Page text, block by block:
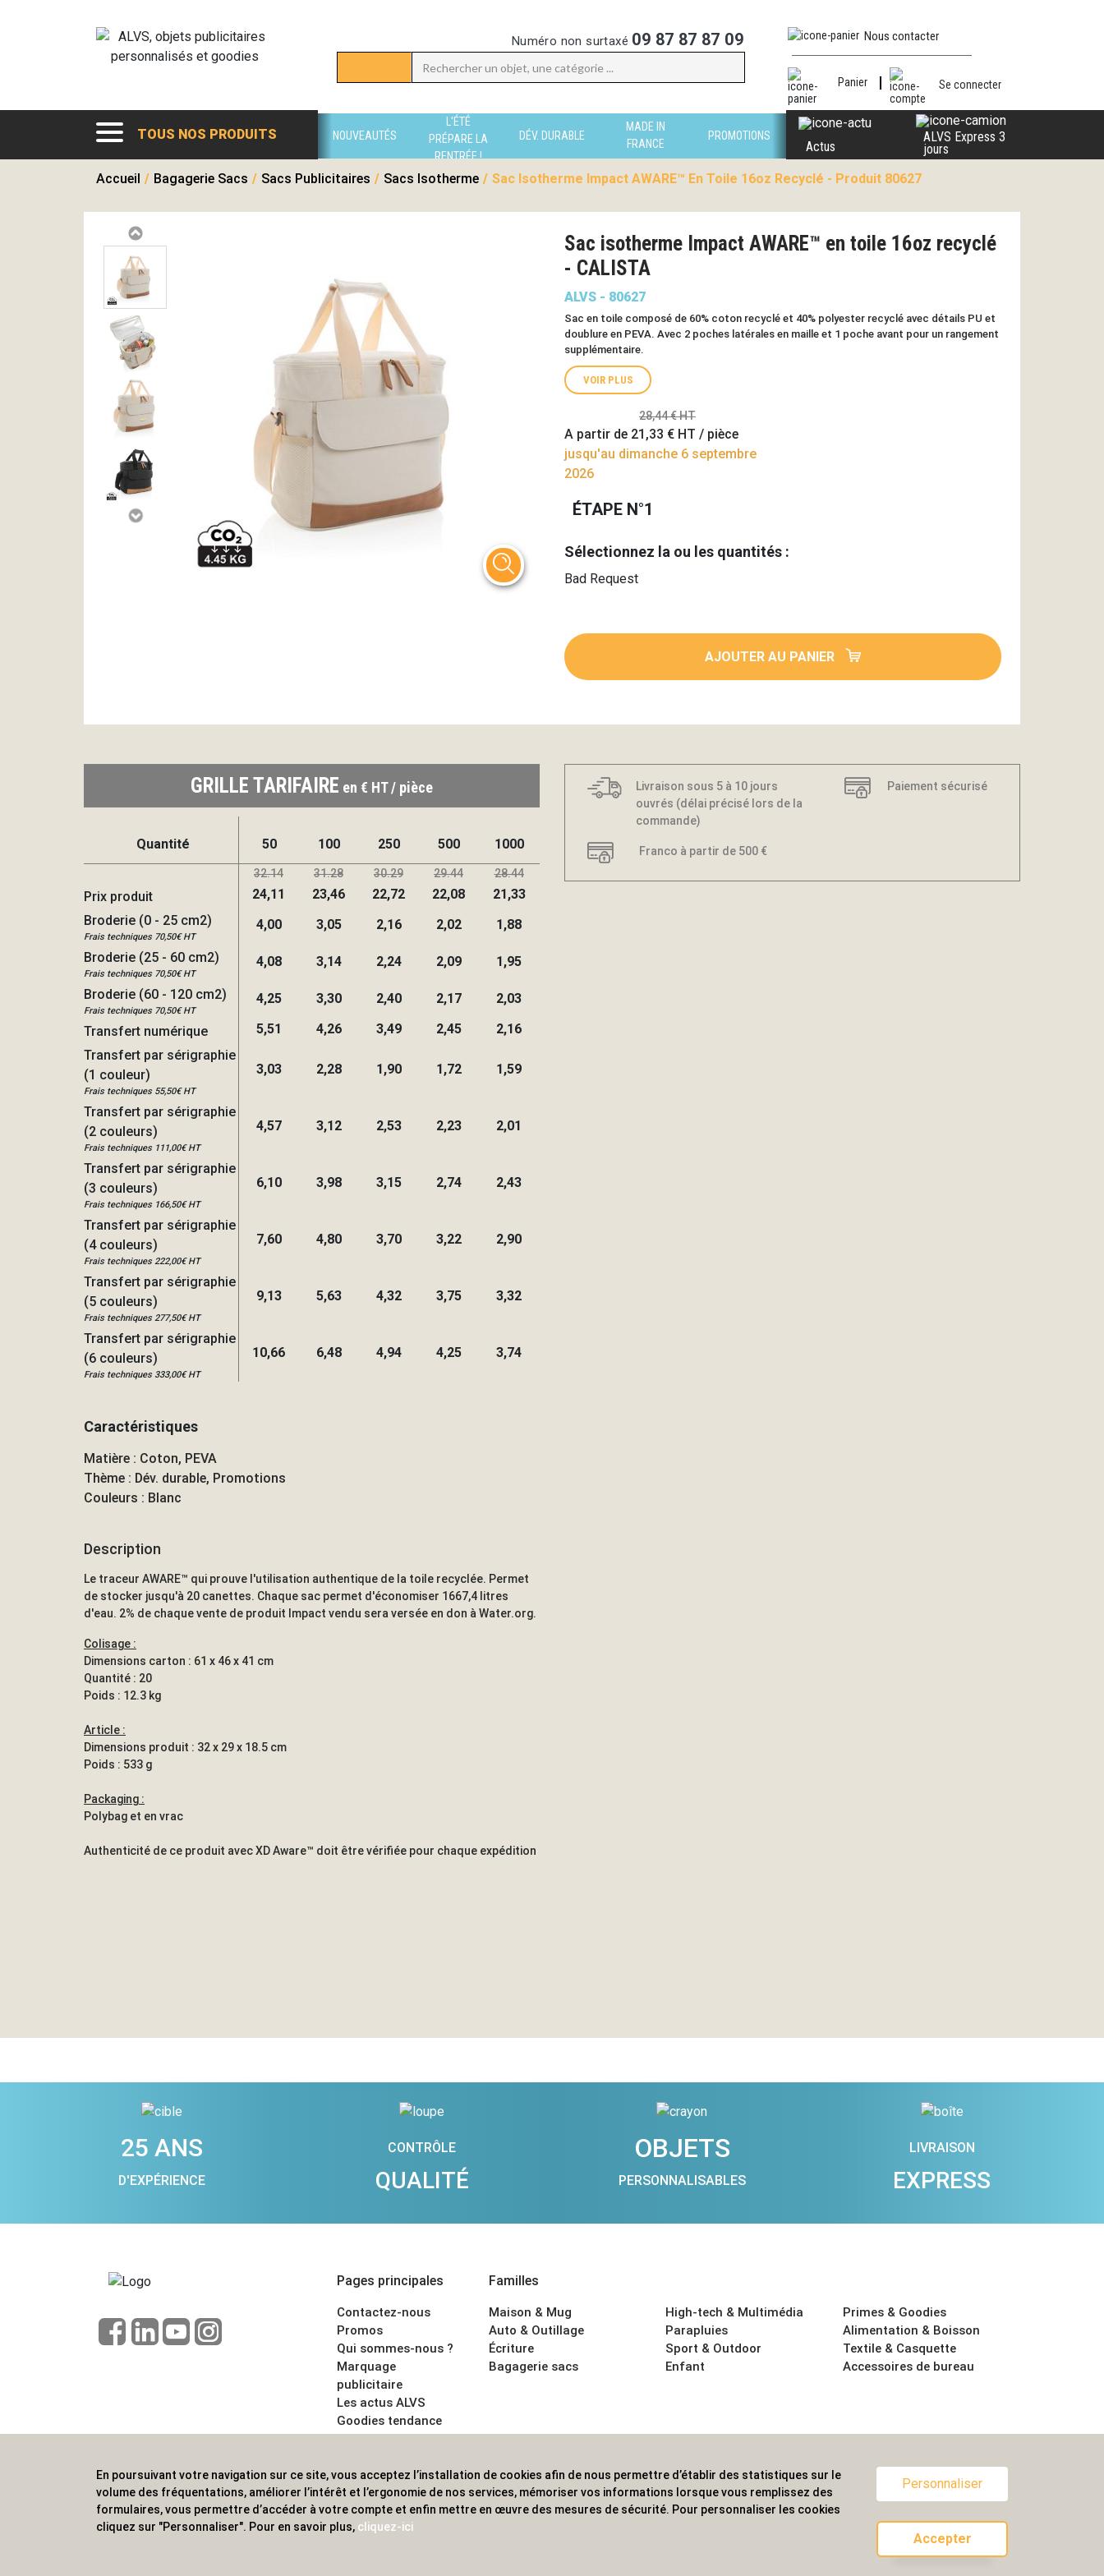
Numéro non surtaxé 09 87 87 87 09 Nous contacter
Panier Se connecter
TOUS NOS PRODUITS NOUVEAUTÉS
L'ÉTÉ
PRÉPARE LA
RENTRÉE !
DÉV. DURABLE
MADE IN
FRANCE
PROMOTIONS
Actus
ALVS Express 3
jours
Accueil / Bagagerie Sacs / Sacs Publicitaires / Sacs Isotherme / Sac Isotherme Impact AWARE™ En Toile 16oz Recyclé - Produit 80627
Sac isotherme Impact AWARE™ en toile 16oz recyclé
- CALISTA
ALVS - 80627
Sac en toile composé de 60% coton recyclé et 40% polyester recyclé avec détails PU et
doublure en PEVA. Avec 2 poches latérales en maille et 1 poche avant pour un rangement
supplémentaire.
VOIR PLUS
28,44 € HT
A partir de 21,33 € HT / pièce
jusqu'au dimanche 6 septembre
2026
ÉTAPE N°1
Sélectionnez la ou les quantités :
Bad Request
AJOUTER AU PANIER
GRILLE TARIFAIRE en € HT / pièce
Quantité 50 100 250 500 1000
32.14 31.28 30.29 29.44 28.44
Prix produit 24,11 23,46 22,72 22,08
21,33
Broderie (0 - 25 cm2)
Frais techniques 70,50€ HT
4,00 3,05 2,16 2,02 1,88
Broderie (25 - 60 cm2)
Frais techniques 70,50€ HT
4,08 3,14 2,24 2,09 1,95
Broderie (60 - 120 cm2)
Frais techniques 70,50€ HT
4,25 3,30 2,40 2,17 2,03
Transfert numérique 5,51 4,26 3,49 2,45
2,16
Transfert par sérigraphie
(1 couleur)
Frais techniques 55,50€ HT
3,03 2,28 1,90 1,72 1,59
Transfert par sérigraphie
(2 couleurs)
Frais techniques 111,00€ HT
4,57 3,12 2,53 2,23 2,01
Transfert par sérigraphie
(3 couleurs)
Frais techniques 166,50€ HT
6,10 3,98 3,15 2,74 2,43
Transfert par sérigraphie
(4 couleurs)
Frais techniques 222,00€ HT
7,60 4,80 3,70 3,22 2,90
Transfert par sérigraphie
(5 couleurs)
Frais techniques 277,50€ HT
9,13 5,63 4,32 3,75 3,32
Transfert par sérigraphie
(6 couleurs)
Frais techniques 333,00€ HT
10,66 6,48 4,94 4,25 3,74
Caractéristiques
Matière : Coton, PEVA
Thème : Dév. durable, Promotions
Couleurs : Blanc
Description
Le traceur AWARE™ qui prouve l'utilisation authentique de la toile recyclée. Permet
de stocker jusqu'à 20 canettes. Chaque sac permet d'économiser 1667,4 litres
d'eau. 2% de chaque vente de produit Impact vendu sera versée en don à Water.org.
Colisage :
Dimensions carton : 61 x 46 x 41 cm
Quantité : 20
Poids : 12.3 kg
Article :
Dimensions produit : 32 x 29 x 18.5 cm
Poids : 533 g
Packaging :
Polybag et en vrac
Authenticité de ce produit avec XD Aware™ doit être vérifiée pour chaque expédition
Livraison sous 5 à 10 jours
ouvrés (délai précisé lors de la
commande)
Paiement sécurisé
Franco à partir de 500 €
25 ANS
D'EXPÉRIENCE
CONTRÔLE
QUALITÉ
OBJETS
PERSONNALISABLES
LIVRAISON
EXPRESS
Pages principales
Contactez-nous
Promos
Qui sommes-nous ?
Marquage
publicitaire
Les actus ALVS
Goodies tendance
CGV
Familles
Maison & Mug
Auto & Outillage
Écriture
Bagagerie sacs
High-tech & Multimédia
Parapluies
Sport & Outdoor
Enfant
Primes & Goodies
Alimentation & Boisson
Textile & Casquette
Accessoires de bureau
ALVS, fournisseur d'objets publicitaires, pour les professionnels. Une implantation nationale, une couverture internationale.
En poursuivant votre navigation sur ce site, vous acceptez l’installation de cookies afin de nous permettre d’établir des statistiques sur le
volume des fréquentations, améliorer l’intérêt et l’ergonomie de nos services, mémoriser vos informations lorsque vous remplissez des
formulaires, vous permettre d’accéder à votre compte et enfin mettre en œuvre des mesures de sécurité. Pour personnaliser les cookies
cliquez sur "Personnaliser". Pour en savoir plus, cliquez-ici
Personnaliser
Accepter